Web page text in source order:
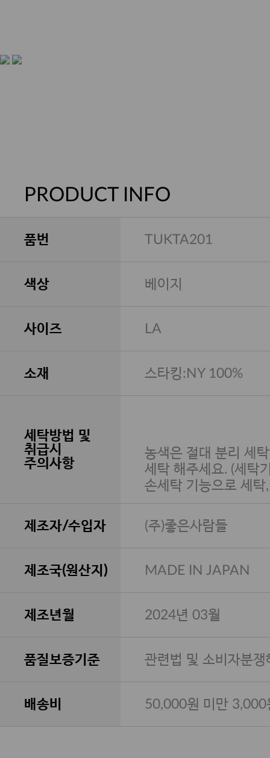
PRODUCT INFO
품번 TUKTA201
색상 베이지
사이즈 LA
소재 스타킹:NY 100%
세탁방법 및
취급시
주의사항
농색은 절대 분리 세
세탁 해주세요. (세탁
손세탁 기능으로 세탁
제조자/수입자 (주)좋은사람들
제조국(원산지) MADE IN JAPAN
제조년월 2024년 03월
품질보증기준 관련법 및 소비자분
배송비 50,000원 미만 3,000